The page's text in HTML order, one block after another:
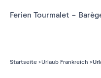
Ferien Tourmalet -
Startseite Urlaub Frankreich